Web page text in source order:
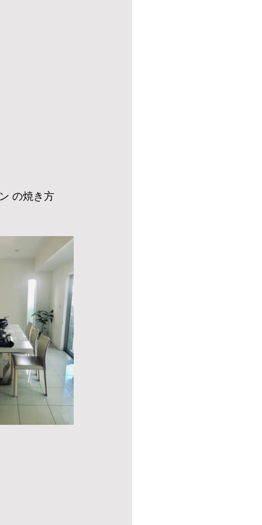
の焼き方